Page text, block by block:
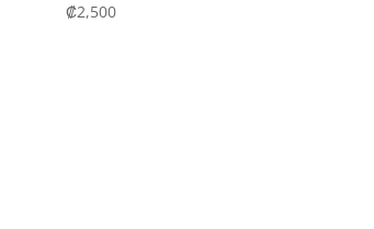
₡2,500